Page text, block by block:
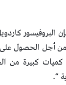
البروفيسور
أجل الحصول على
كبيرة من
“.